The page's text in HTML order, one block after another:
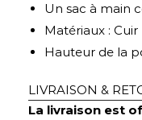
Un sac à main
Matériaux :
Hauteur de la
LIVRAISON &
La livraison est